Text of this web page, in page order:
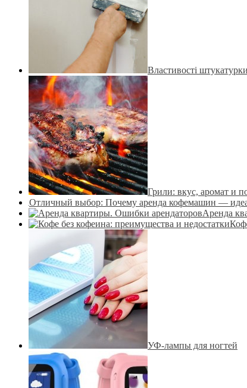
Властивості
Грили: вкус, аромат и
Отличный выбор: Почему аренда кофемашин —
Аренда
УФ-лампы для ногтей